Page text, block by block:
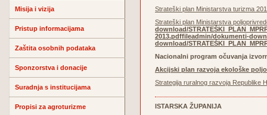
Misija i vizija
Pristup informacijama
Zaštita osobnih podataka
Sponzorstva i donacije
Suradnja s institucijama
Propisi za agroturizme
Strateški plan Ministarstva turizma
Strateški plan Ministarstva
download/
2013.pdffileadmin/dokumenti-
download/
Nacionalni program očuvanja
Akcijski plan razvoja ekološke
Strategija ruralnog razvoja Republike
ISTARSKA ŽUPANIJA